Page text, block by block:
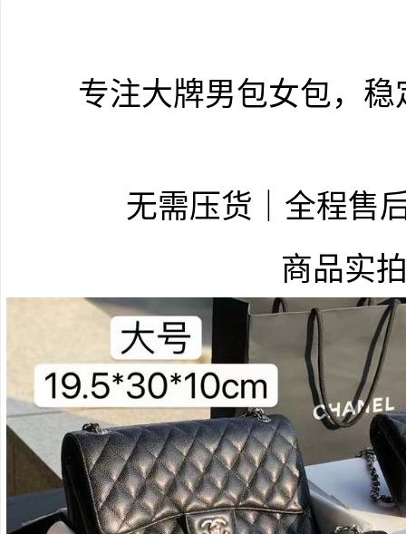
专注大牌男包女包，
无需压货｜全程售
商品实